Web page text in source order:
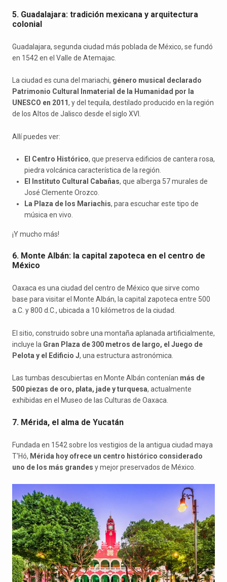
5. Guadalajara: tradición mexicana y arquitectura
colonial
Guadalajara, segunda ciudad más poblada de México, se fundó
en 1542 en el Valle de Atemajac.
La ciudad es cuna del mariachi, género musical declarado
Patrimonio Cultural Inmaterial de la Humanidad por la
UNESCO en 2011, y del tequila, destilado producido en la región
de los Altos de Jalisco desde el siglo XVI.
Allí puedes ver:
El Centro Histórico, que preserva edificios de cantera rosa,
piedra volcánica característica de la región.
El Instituto Cultural Cabañas, que alberga 57 murales de
José Clemente Orozco.
La Plaza de los Mariachis, para escuchar este tipo de
música en vivo.
¡Y mucho más!
6. Monte Albán: la capital zapoteca en el centro de
México
Oaxaca es una ciudad del centro de México que sirve como
base para visitar el Monte Albán, la capital zapoteca entre 500
a.C. y 800 d.C., ubicada a 10 kilómetros de la ciudad.
El sitio, construido sobre una montaña aplanada artificialmente,
incluye la Gran Plaza de 300 metros de largo, el Juego de
Pelota y el Edificio J, una estructura astronómica.
Las tumbas descubiertas en Monte Albán contenían más de
500 piezas de oro, plata, jade y turquesa, actualmente
exhibidas en el Museo de las Culturas de Oaxaca.
7. Mérida, el alma de Yucatán
Fundada en 1542 sobre los vestigios de la antigua ciudad maya
T'Hó, Mérida hoy ofrece un centro histórico considerado
uno de los más grandes y mejor preservados de México.